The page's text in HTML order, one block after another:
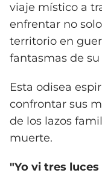
viaje místico a
enfrentar no
territorio en
fantasmas de su
Esta odisea
confrontar sus
de los lazos
muerte.
"Yo vi tres